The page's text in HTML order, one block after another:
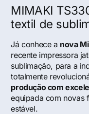
MIMAKI
textil de
Já conhece a nova
recente impressora
sublimação, para a
totalmente
produção com
equipada com novas
estável.